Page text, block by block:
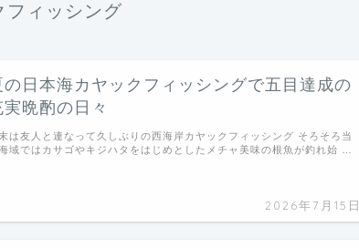
フィッシング
の日本海カヤックフィッシングで五目達成の
実晩酌の日々
2026年7月15日
は友人と連なって久しぶりの西海岸カヤックフィッシング そろそろ当
域ではカサゴやキジハタをはじめとしたメチャ美味の根魚が釣れ始 …